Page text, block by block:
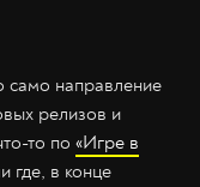
само направление
релизов и
то по «Игре в
где, в конце